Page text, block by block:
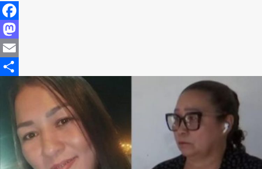
Facebook
Mastodon
Email
Share